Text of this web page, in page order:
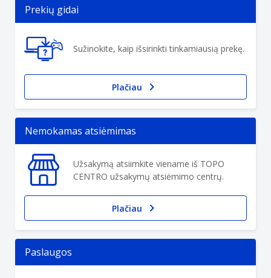
Prekių gidai
Sužinokite, kaip išsirinkti tinkamiausią prekę.
Plačiau
Nemokamas atsiėmimas
Užsakymą atsiimkite viename iš TOPO
CENTRO užsakymų atsiėmimo centrų.
Plačiau
Paslaugos